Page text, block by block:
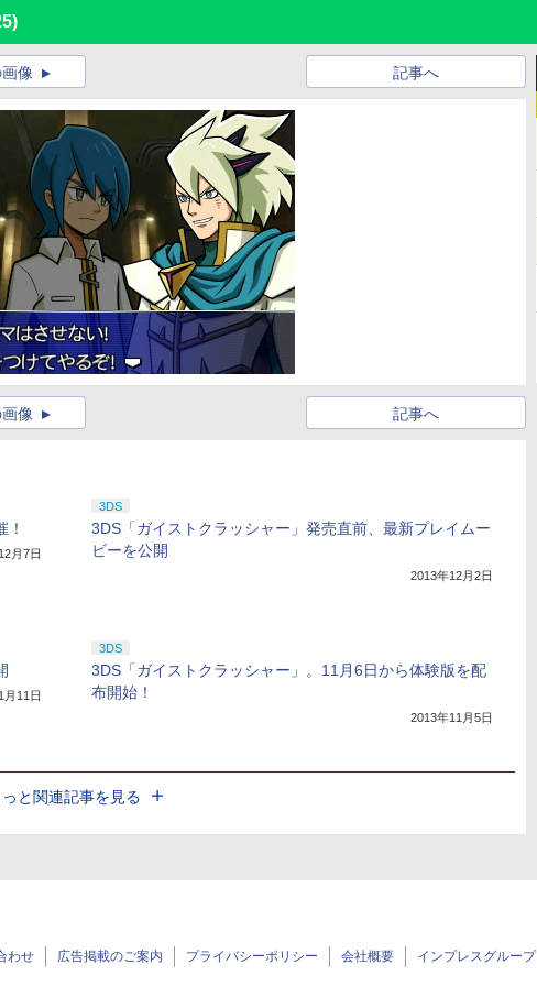
記事へ
像
記事へ
像
月7日
3DS
3DS「ガイストクラッシャー」発売直前、最新プレイムー
ビーを公開
2013年12月2日
月11日
3DS
3DS「ガイストクラッシャー」。11月6日から体験版を配
布開始！
2013年11月5日
っと関連記事を見る
わせ 広告掲載のご案内 プライバシーポリシー 会社概要 インプレスグループ